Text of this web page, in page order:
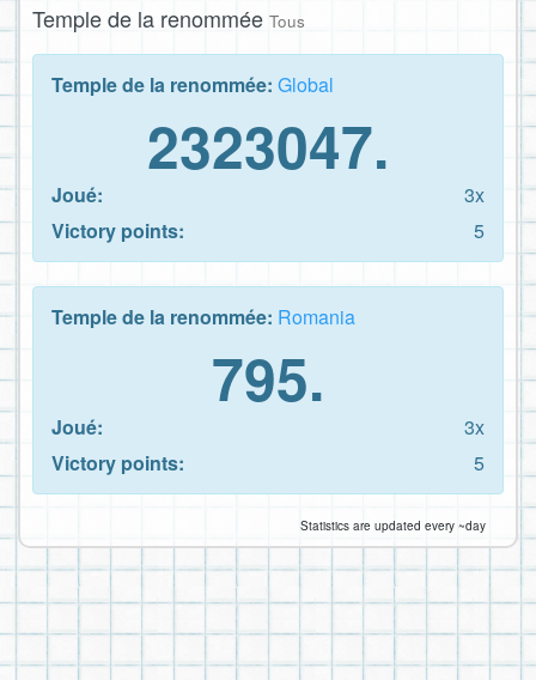
Temple de la renommée Tous
Temple de la renommée: Global
2323047.
Joué:
3x
Victory points:
5
Temple de la renommée: Romania
795.
Joué:
3x
Victory points:
5
Statistics are updated every ~day